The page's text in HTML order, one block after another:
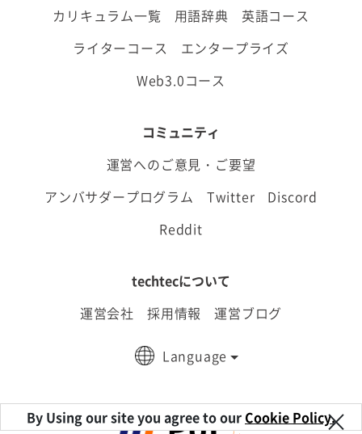
×
By Using our site you agree to our Cookie Policy.
カリキュラム一覧
用語辞典
英語コース
ライターコース
エンタープライズ
Web3.0コース
コミュニティ
運営へのご意見・ご要望
アンバサダープログラム
Twitter
Discord
Reddit
techtecについて
運営会社
採用情報 運営ブログ
Language